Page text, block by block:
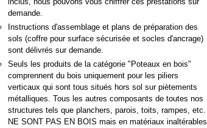
demande.
Instructions d'assemblage et plans de préparation des
sols (coffre pour surface sécurisée et socles d'ancrage)
sont délivrés sur demande.
Seuls les produits de la catégorie "Poteaux en bois"
comprennent du bois uniquement pour les piliers
verticaux qui sont tous situés hors sol sur piètements
métalliques. Tous les autres composants de toutes nos
structures tels que planchers, parois, toits, rampes, etc.
NE SONT PAS EN BOIS mais en matériaux inaltérables